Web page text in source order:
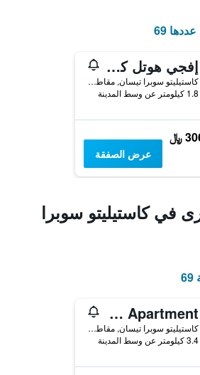
69
إفجي هوتل كوليكشن - كاسالبيرجو
كاستيليتو سوبرا تيسان, مقاطعة نوفارا, إيطاليا
1.8 كيلومتر عن وسط المدينة
﷼
عرض الصفقة
في كاستيليتو سوبرا
Lake Maggiore Apartment
كاستيليتو سوبرا تيسان, مقاطعة نوفارا, إيطاليا
3.4 كيلومتر عن وسط المدينة